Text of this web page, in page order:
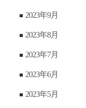
2023年9月
2023年8月
2023年7月
2023年6月
2023年5月